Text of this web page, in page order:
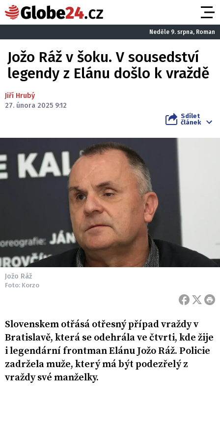
Neděle 9. srpna, Roman
Jožo Ráž v šoku. V sousedství
legendy z Elánu došlo k vraždě
Jiří Hrubý
27. února 2025 9:12
Sdílet
článek
Jožo Ráž
Foto: Korzo
Slovenskem otřásá otřesný případ vraždy v
Bratislavě, která se odehrála ve čtvrti, kde žije
i legendární frontman Elánu Jožo Ráž. Policie
zadržela muže, který má být podezřelý z
vraždy své manželky.